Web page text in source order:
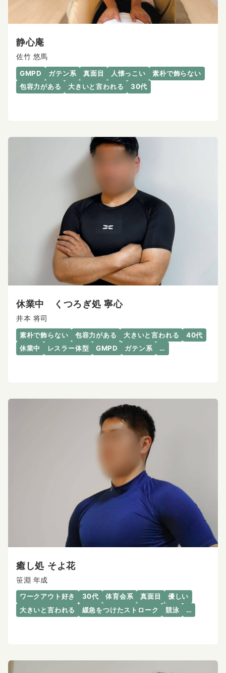
静心庵
佐竹 悠馬
GMPD ガテン系 真面目 人懐っこい
素朴で飾らない
包容力がある
大きいと言われる 30代
休業中 くつろぎ処 寧心
井本 将司
素朴で飾らない 包容力がある 大きいと言われる
40代
休業中
レスラー体型 GMPD ガテン系 …
癒し処 そよ花
笹淵 年成
ワークアウト好き 30代 体育会系 真面目
優しい
大きいと言われる
緩急をつけたストローク 競泳 …